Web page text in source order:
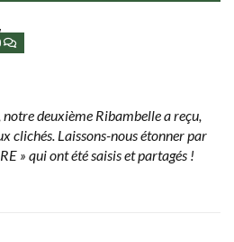
notre deuxième Ribambelle a reçu,
clichés. Laissons-nous étonner par
» qui ont été saisis et partagés !